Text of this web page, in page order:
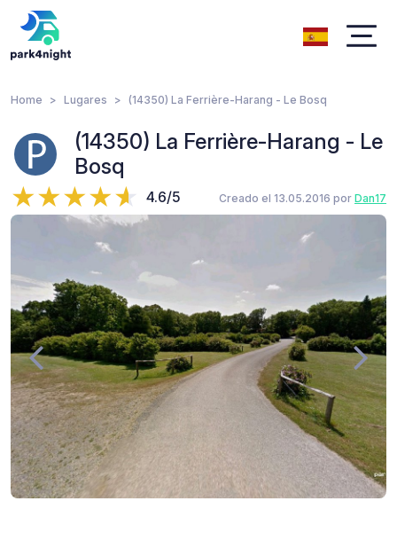
Home Lugares (14350) La Ferrière-Harang - Le Bosq
(14350) La Ferrière-Harang - Le
Bosq
4.6/5 Creado el 13.05.2016 por Dan17